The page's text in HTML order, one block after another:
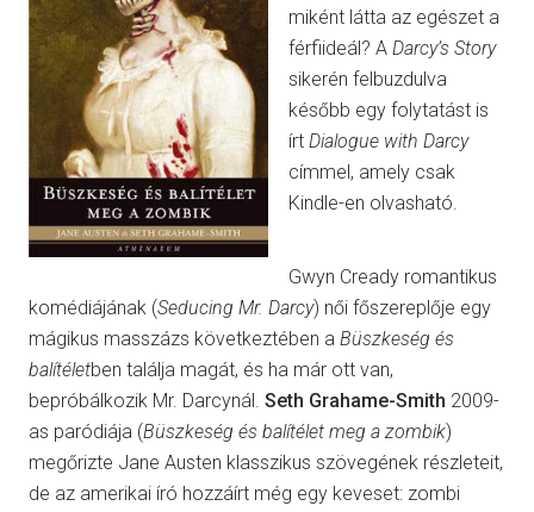
miként látta az egészet a
férfiideál? ADarcy’s Story
sikerén felbuzdulva
később egy folytatást is
írt Dialogue with Darcy
címmel, amely csak
Kindle-en olvasható.
Gwyn Cready romantikus
komédiájának (Seducing Mr. Darcy) női főszereplője egy
mágikus masszázs következtében a Büszkeség és
balítéletben találja magát, és ha már ott van,
bepróbálkozik Mr. Darcynál. Seth Grahame-Smith 2009-
as paródiája (Büszkeség és balítélet meg a zombik)
megőrizte Jane Austen klasszikus szövegének részleteit,
de az amerikai író hozzáírt még egy keveset: zombi